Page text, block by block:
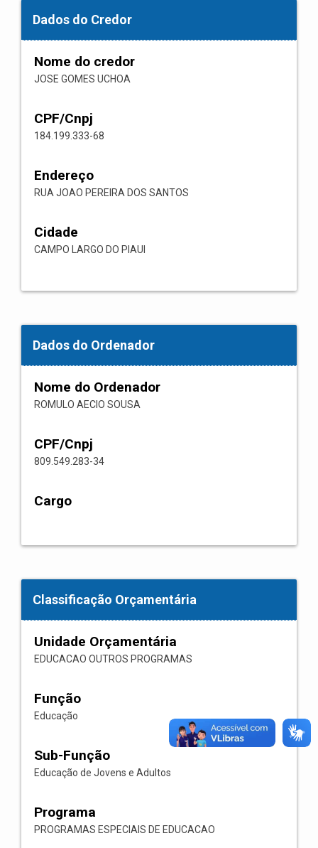
Dados do Credor
Nome do credor
JOSE GOMES UCHOA
CPF/Cnpj
184.199.333-68
Endereço
RUA JOAO PEREIRA DOS SANTOS
Cidade
CAMPO LARGO DO PIAUI
Dados do Ordenador
Nome do Ordenador
ROMULO AECIO SOUSA
CPF/Cnpj
809.549.283-34
Cargo
Classificação Orçamentária
Unidade Orçamentária
EDUCACAO OUTROS PROGRAMAS
Função
Educação
Sub-Função
Educação de Jovens e Adultos
Programa
PROGRAMAS ESPECIAIS DE EDUCACAO